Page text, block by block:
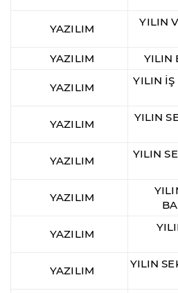
YAZILIM
YILIN
YAZILIM
YILIN
YAZILIM
YILIN İŞ
YAZILIM
YILIN
YAZILIM
YILIN
YAZILIM
YAZILIM
YAZILIM
YILIN